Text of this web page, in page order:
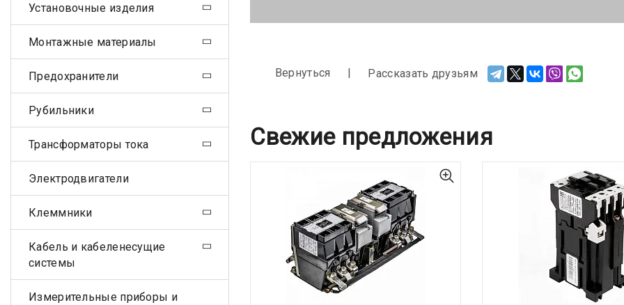
Вернуться Рассказать друзьям
Свежие предложения
Установочные изделия
Монтажные материалы
Предохранители
Рубильники
Трансформаторы тока
Электродвигатели
Клеммники
Кабель и кабеленесущие
системы
Измерительные приборы и